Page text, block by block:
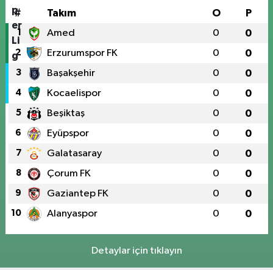
# Takım O P
1 Amed 0 0
2 Erzurumspor FK 0 0
3 Başakşehir 0 0
4 Kocaelispor 0 0
5 Beşiktaş 0 0
6 Eyüpspor 0 0
7 Galatasaray 0 0
8 Çorum FK 0 0
9 Gaziantep FK 0 0
10 Alanyaspor 0 0
Detaylar için tıklayın